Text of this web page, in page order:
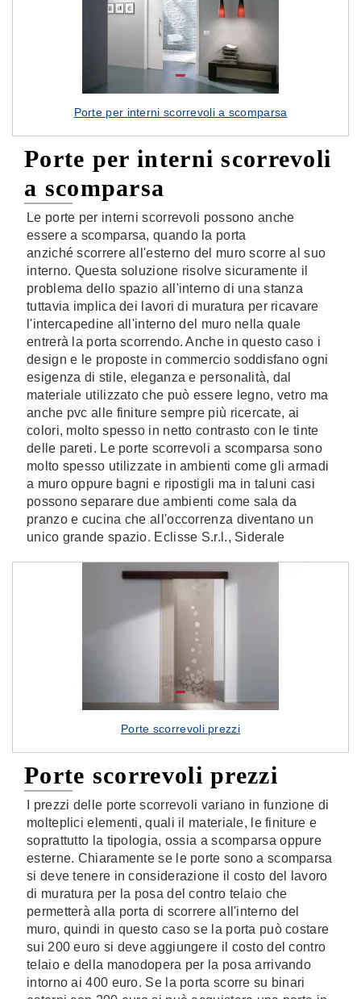
Porte per interni scorrevoli a scomparsa
Porte per interni scorrevoli
a scomparsa
Le porte per interni scorrevoli possono anche
essere a scomparsa, quando la porta
anziché scorrere all'esterno del muro scorre al suo
interno. Questa soluzione risolve sicuramente il
problema dello spazio all'interno di una stanza
tuttavia implica dei lavori di muratura per ricavare
l'intercapedine all'interno del muro nella quale
entrerà la porta scorrendo. Anche in questo caso i
design e le proposte in commercio soddisfano ogni
esigenza di stile, eleganza e personalità, dal
materiale utilizzato che può essere legno, vetro ma
anche pvc alle finiture sempre più ricercate, ai
colori, molto spesso in netto contrasto con le tinte
delle pareti. Le porte scorrevoli a scomparsa sono
molto spesso utilizzate in ambienti come gli armadi
a muro oppure bagni e ripostigli ma in taluni casi
possono separare due ambienti come sala da
pranzo e cucina che all'occorrenza diventano un
unico grande spazio. Eclisse S.r.l., Siderale
Porte scorrevoli prezzi
Porte scorrevoli prezzi
I prezzi delle porte scorrevoli variano in funzione di
molteplici elementi, quali il materiale, le finiture e
soprattutto la tipologia, ossia a scomparsa oppure
esterne. Chiaramente se le porte sono a scomparsa
si deve tenere in considerazione il costo del lavoro
di muratura per la posa del contro telaio che
permetterà alla porta di scorrere all'interno del
muro, quindi in questo caso se la porta può costare
sui 200 euro si deve aggiungere il costo del contro
telaio e della manodopera per la posa arrivando
intorno ai 400 euro. Se la porta scorre su binari